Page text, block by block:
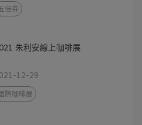
倍券
朱利安線上咖啡展
12-29
際咖啡展